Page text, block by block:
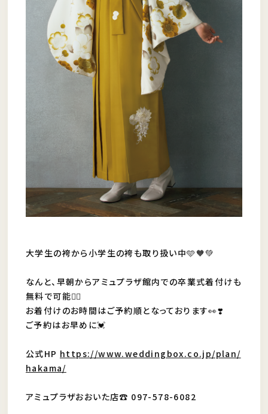
大学生の袴から小学生の袴も取り扱い中🩵🧡💚
なんと、早朝からアミュプラザ館内での卒業式着付けも
無料で可能🙆‍♀️
お着付けのお時間はご予約順となっております👀❣️
ご予約はお早めに💓
公式HP https://www.weddingbox.co.jp/plan/
hakama/
アミュプラザおおいた店☎️ 097-578-6082